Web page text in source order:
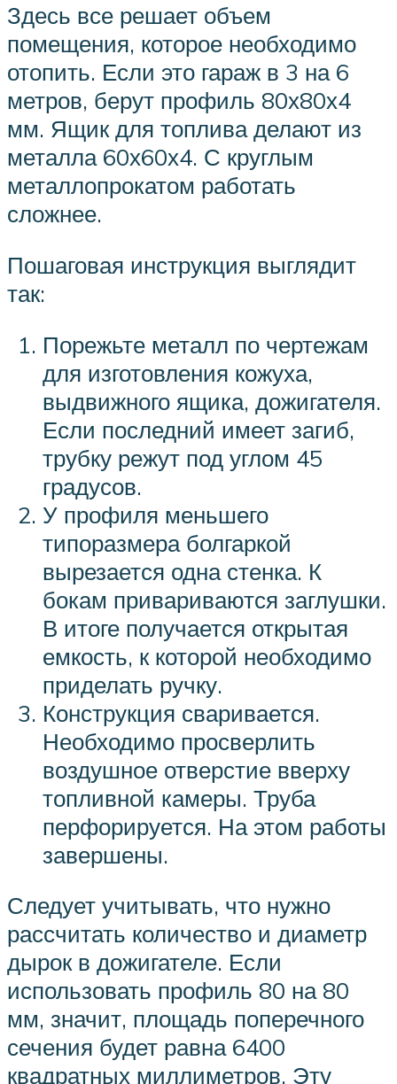
Здесь все решает объем
помещения, которое необходимо
отопить. Если это гараж в 3 на 6
метров, берут профиль 80х80х4
мм. Ящик для топлива делают из
металла 60х60х4. С круглым
металлопрокатом работать
сложнее.
Пошаговая инструкция выглядит
так:
Порежьте металл по чертежам
для изготовления кожуха,
выдвижного ящика, дожигателя.
Если последний имеет загиб,
трубку режут под углом 45
градусов.
У профиля меньшего
типоразмера болгаркой
вырезается одна стенка. К
бокам привариваются заглушки.
В итоге получается открытая
емкость, к которой необходимо
приделать ручку.
Конструкция сваривается.
Необходимо просверлить
воздушное отверстие вверху
топливной камеры. Труба
перфорируется. На этом работы
завершены.
Следует учитывать, что нужно
рассчитать количество и диаметр
дырок в дожигателе. Если
использовать профиль 80 на 80
мм, значит, площадь поперечного
сечения будет равна 6400
квадратных миллиметров. Эту